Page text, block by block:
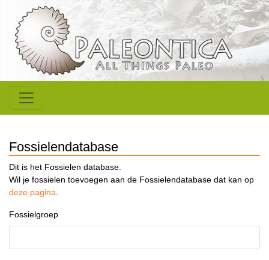
Fossielendatabase
Dit is het Fossielen database.
Wil je fossielen toevoegen aan de Fossielendatabase dat kan op
deze pagina.
Fossielgroep